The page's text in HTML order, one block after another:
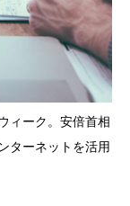
ィーク。安倍首相
ターネットを活用